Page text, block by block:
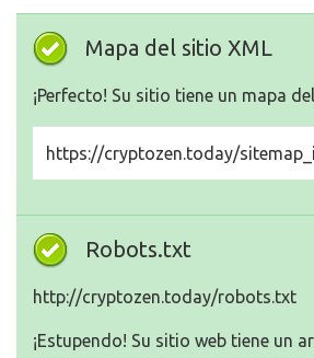
Mapa del sitio XML
¡Perfecto! Su sitio tiene un mapa
https://cryptozen.today/
Robots.txt
http://cryptozen.today/robots.txt
¡Estupendo! Su sitio web tiene un